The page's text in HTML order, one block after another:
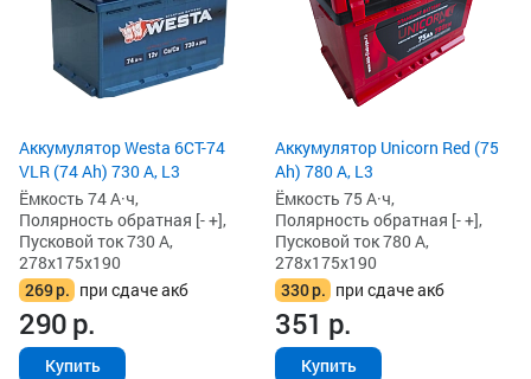
Аккумулятор Westa 6СТ-74
VLR (74 Ah) 730 А, L3
Ёмкость 74 А·ч,
Полярность обратная [- +],
Пусковой ток 730 А,
278x175x190
269р. при сдаче акб
290р.
Купить
Аккумулятор Unicorn Red (75
Ah) 780 А, L3
Ёмкость 75 А·ч,
Полярность обратная [- +],
Пусковой ток 780 А,
278x175x190
330р. при сдаче акб
351 р.
Купить